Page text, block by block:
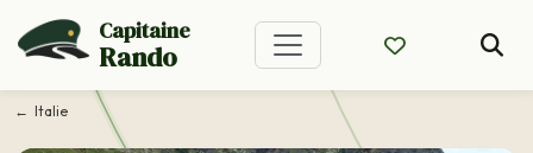
Capitaine
Rando
Italie